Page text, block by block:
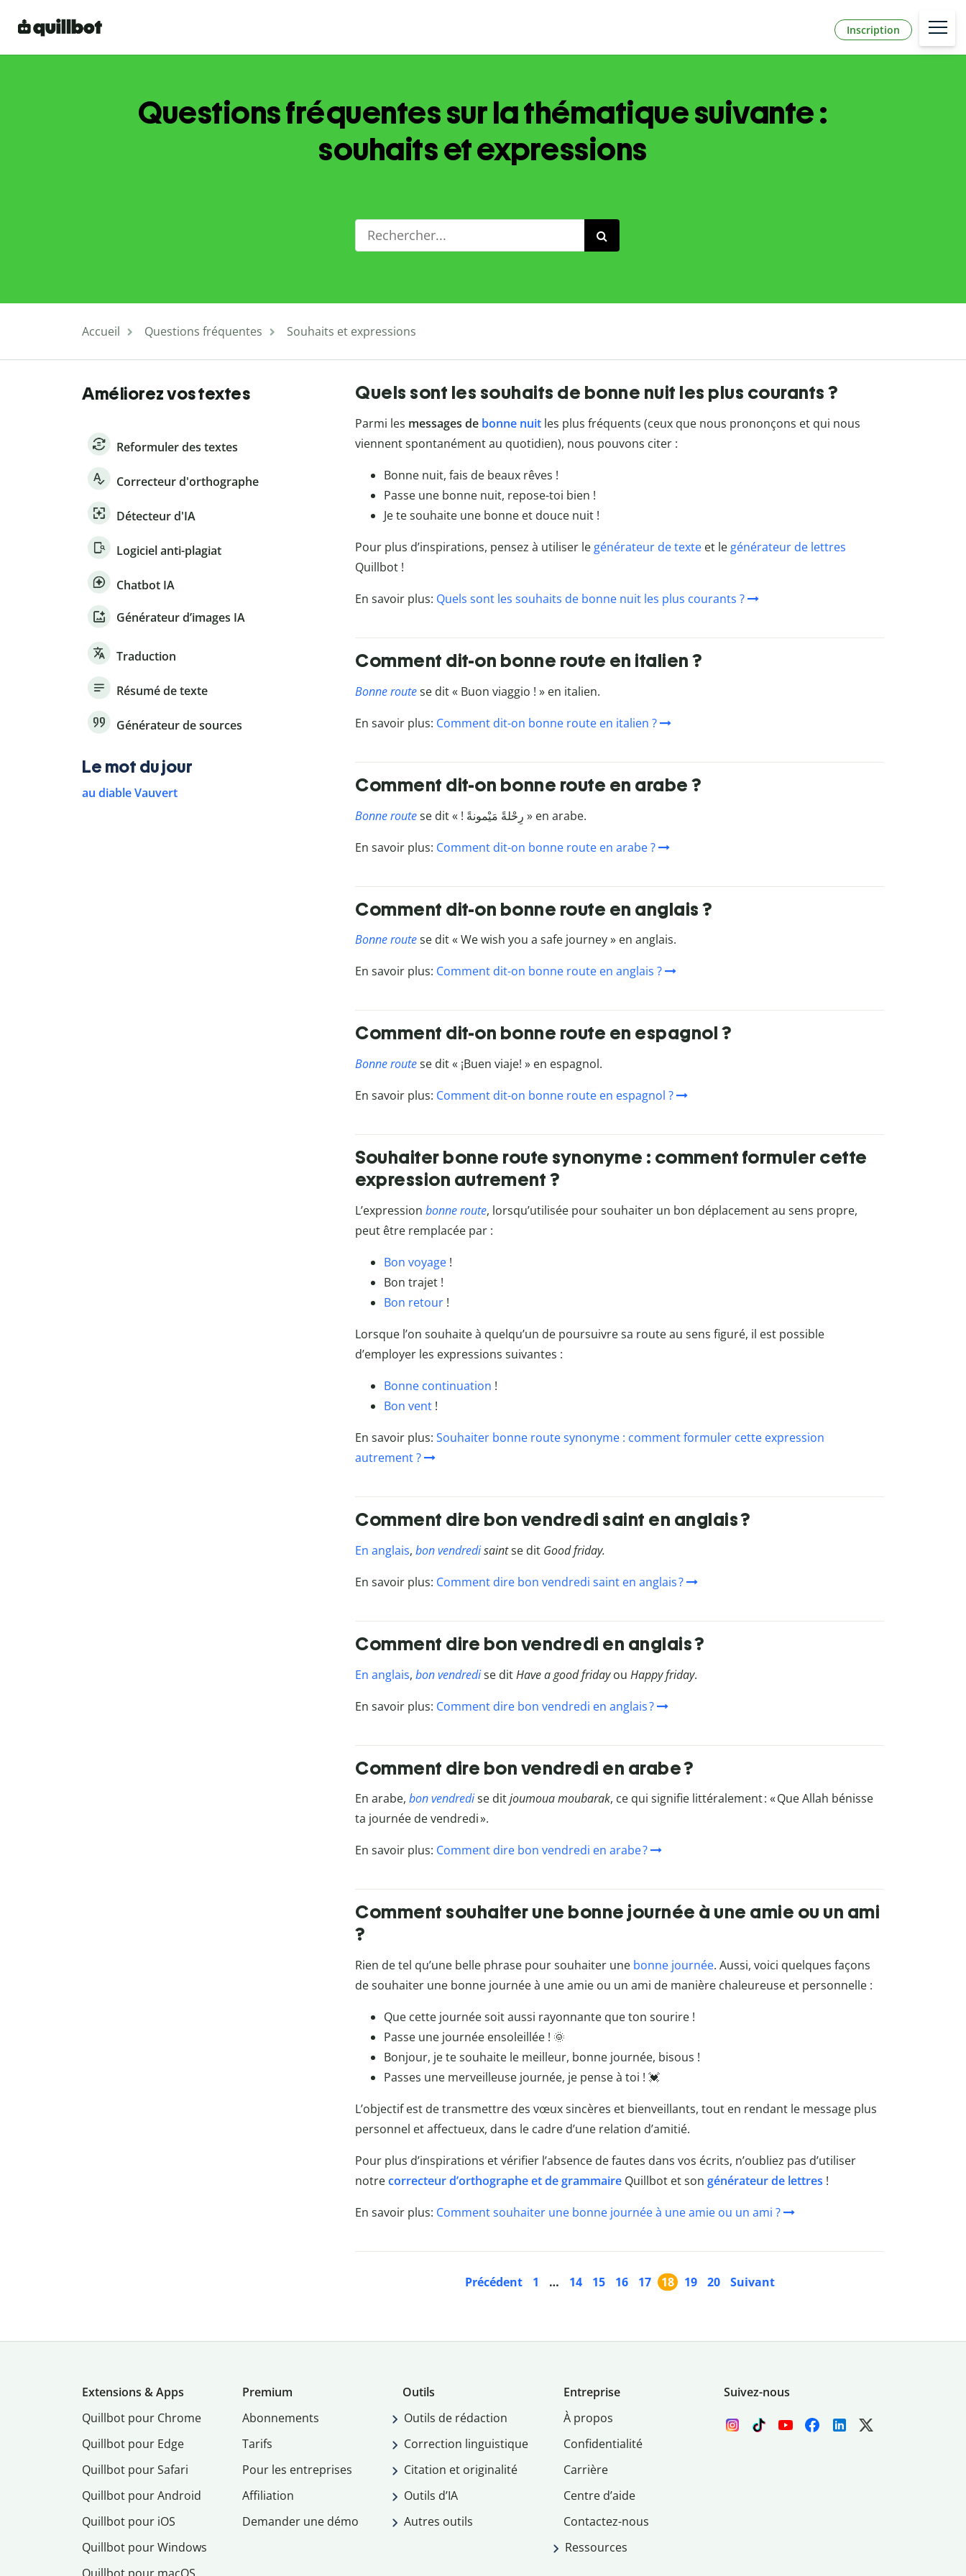
Inscription
Questions fréquentes sur la thématique suivante :
souhaits et expressions
Accueil Questions fréquentes Souhaits et expressions
Quels sont les souhaits de bonne nuit les plus courants ?
Parmi les messages de bonne nuit les plus fréquents (ceux que nous prononçons et qui nous
viennent spontanément au quotidien), nous pouvons citer :
Bonne nuit, fais de beaux rêves !
Passe une bonne nuit, repose-toi bien !
Je te souhaite une bonne et douce nuit !
Pour plus d’inspirations, pensez à utiliser le générateur de texte et le générateur de lettres
Quillbot !
En savoir plus: Quels sont les souhaits de bonne nuit les plus courants ?
Comment dit-on bonne route en italien ?
Bonne routese dit « Buon viaggio ! » en italien.
En savoir plus: Comment dit-on bonne route en italien ?
Comment dit-on bonne route en arabe ?
Bonne route
se dit « ! رِحْلةً مَيْمونةً » en arabe.
En savoir plus: Comment dit-on bonne route en arabe ?
Comment dit-on bonne route en anglais ?
Bonne routese dit « We wish you a safe journey » en anglais.
En savoir plus: Comment dit-on bonne route en anglais ?
Comment dit-on bonne route en espagnol ?
Bonne routese dit « ¡Buen viaje! » en espagnol.
En savoir plus: Comment dit-on bonne route en espagnol ?
Souhaiter bonne route synonyme : comment formuler cette
expression autrement ?
L’expression bonne route, lorsqu’utilisée pour souhaiter un bon déplacement au sens propre,
peut être remplacée par :
Bon voyage !
Bon trajet !
Bon retour !
Lorsque l’on souhaite à quelqu’un de poursuivre sa route au sens figuré, il est possible
d’employer les expressions suivantes :
Bonne continuation !
Bon vent !
En savoir plus: Souhaiter bonne route synonyme : comment formuler cette expression
autrement ?
Comment dire bon vendredi saint en anglais ?
En anglais, bon vendredisaintse dit Good friday.
En savoir plus: Comment dire bon vendredi saint en anglais ?
Comment dire bon vendredi en anglais ?
En anglais, bon vendredise ditHave a good fridayou Happy friday.
En savoir plus: Comment dire bon vendredi en anglais ?
Comment dire bon vendredi en arabe ?
En arabe, bon vendredise ditjoumoua moubarak, ce qui signifie littéralement: «Que Allah bénisse
ta journée de vendredi».
En savoir plus: Comment dire bon vendredi en arabe ?
Comment souhaiter une bonne journée à une amie ou un ami
?
Rien de tel qu’une belle phrase pour souhaiter une bonne journée. Aussi, voici quelques façons
de souhaiter une bonne journée à une amie ou un ami de manière chaleureuse et personnelle :
Que cette journée soit aussi rayonnante que ton sourire !
Passe une journée ensoleillée ! 🌞
Bonjour, je te souhaite le meilleur, bonne journée, bisous !
Passes une merveilleuse journée, je pense à toi ! 💓
L’objectif est de transmettre des vœux sincères et bienveillants, tout en rendant le message plus
personnel et affectueux, dans le cadre d’une relation d’amitié.
Pour plus d’inspirations et vérifier l’absence de fautes dans vos écrits, n’oubliez pas d’utiliser
notrecorrecteur d’orthographe et de grammaire Quillbot et son générateur de lettres !
En savoir plus: Comment souhaiter une bonne journée à une amie ou un ami ?
Précédent 1 … 14 15 16 17 18 19 20 Suivant
Améliorez vos textes
Reformuler des textes
Correcteur d'orthographe
Détecteur d'IA
Logiciel anti-plagiat
Chatbot IA
Générateur d’images IA
Traduction
Résumé de texte
Générateur de sources
Le mot du jour
au diable Vauvert
Extensions & Apps
Quillbot pour Chrome
Quillbot pour Edge
Quillbot pour Safari
Quillbot pour Android
Quillbot pour iOS
Quillbot pour Windows
Premium
Abonnements
Tarifs
Pour les entreprises
Affiliation
Demander une démo
Outils
Outils de rédaction
Correction linguistique
Citation et originalité
Outils d’IA
Autres outils
Entreprise
À propos
Confidentialité
Carrière
Centre d’aide
Contactez-nous
Ressources
Suivez-nous